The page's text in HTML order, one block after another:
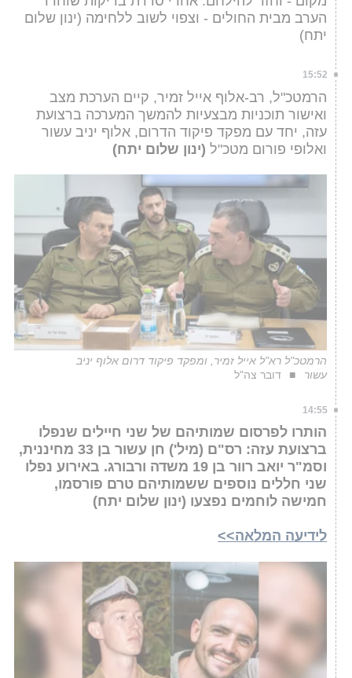
הערב מבית החולים - וצפוי לשוב ללחימה (ינון שלום
יתח)
15:52
הרמטכ"ל, רב-אלוף אייל זמיר, קיים הערכת מצב
ואישור תוכניות מבצעיות להמשך המערכה ברצועת
עזה, יחד עם מפקד פיקוד הדרום, אלוף יניב עשור
ואלופי פורום מטכ"ל (ינון שלום יתח)
הרמטכ"ל רא"ל אייל זמיר, ומפקד פיקוד דרום אלוף יניב
עשור
דובר צה"ל
14:55
הותרו לפרסום שמותיהם של שני חיילים שנפלו
ברצועת עזה: רס"ם (מיל') חן עשור בן 33 מחיננית,
וסמ"ר יואב רוור בן 19 משדה ורבורג. באירוע נפלו
שני חללים נוספים ששמותיהם טרם פורסמו,
חמישה לוחמים נפצעו (ינון שלום יתח)
לידיעה המלאה>>